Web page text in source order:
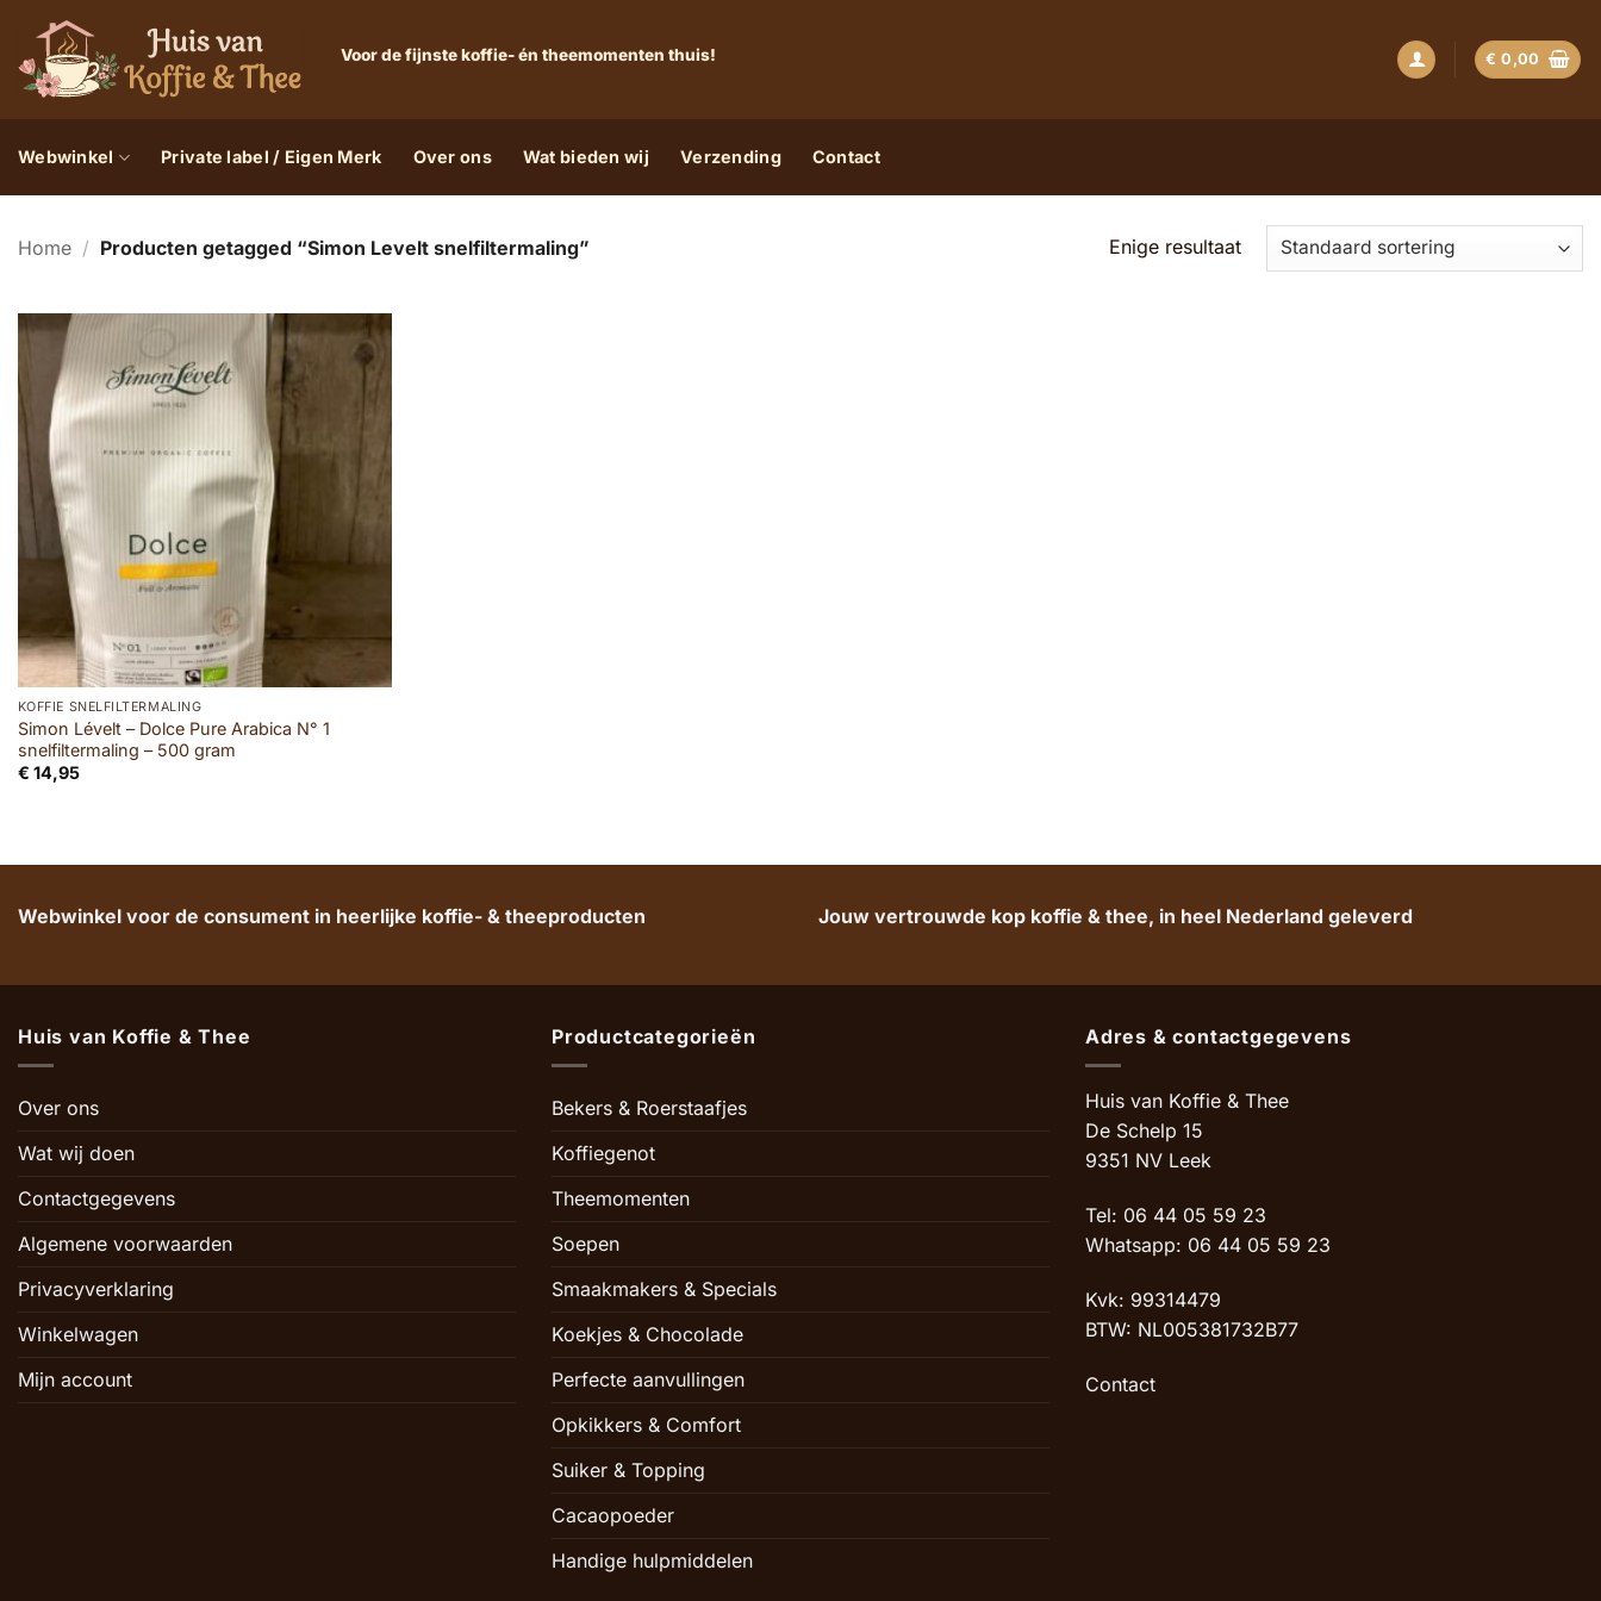
naar
inhoud
Voor de fijnste koffie- én theemomenten thuis! € 0,00
Webwinkel Private label / Eigen Merk Over ons Wat bieden wij Verzending Contact
Home / Producten getagged “Simon Levelt snelfiltermaling” Enige resultaat
KOFFIE SNELFILTERMALING
Simon Lévelt – Dolce Pure Arabica N° 1
snelfiltermaling – 500 gram
€ 14,95
Webwinkel voor de consument in heerlijke koffie- & theeproducten Jouw vertrouwde kop koffie & thee, in heel Nederland geleverd
Huis van Koffie & Thee
Over ons
Wat wij doen
Contactgegevens
Algemene voorwaarden
Privacyverklaring
Winkelwagen
Mijn account
Productcategorieën
Bekers & Roerstaafjes
Koffiegenot
Theemomenten
Soepen
Smaakmakers & Specials
Koekjes & Chocolade
Perfecte aanvullingen
Opkikkers & Comfort
Suiker & Topping
Cacaopoeder
Handige hulpmiddelen
Adres & contactgegevens
Huis van Koffie & Thee
De Schelp 15
9351 NV Leek
Tel: 06 44 05 59 23
Whatsapp: 06 44 05 59 23
Kvk: 99314479
BTW: NL005381732B77
Contact